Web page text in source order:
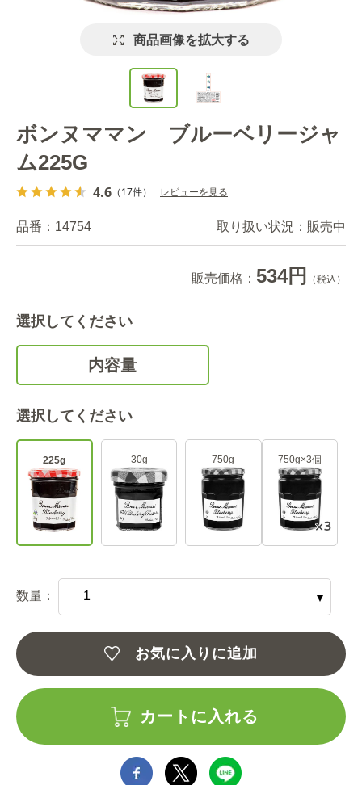
商品画像を拡大する
ボンヌママン ブルーベリージャ
ム225G
4.6 （17件） レビューを見る
品番： 14754 取り扱い状況： 販売中
販売価格： 534円 （税込）
選択してください
内容量
選択してください
225g 30g 750g 750g×3個
数量：
お気に入りに追加
カートに入れる